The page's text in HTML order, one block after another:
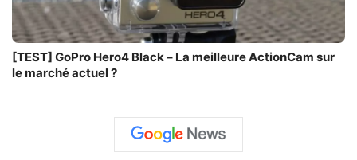
[TEST] GoPro Hero4 Black – La meilleure ActionCam sur
le marché actuel ?